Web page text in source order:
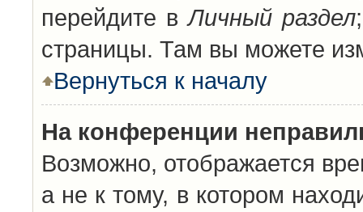
перейдите вЛичный раздел
страницы. Там вы можете
Вернуться к началу
На конференции
Возможно, отображается
а не к тому, в котором